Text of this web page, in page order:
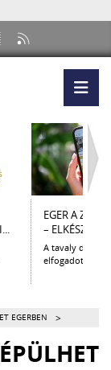
EGER A
– ELKÉSZÜLT
A tavaly
elfogadott
EGERBEN >